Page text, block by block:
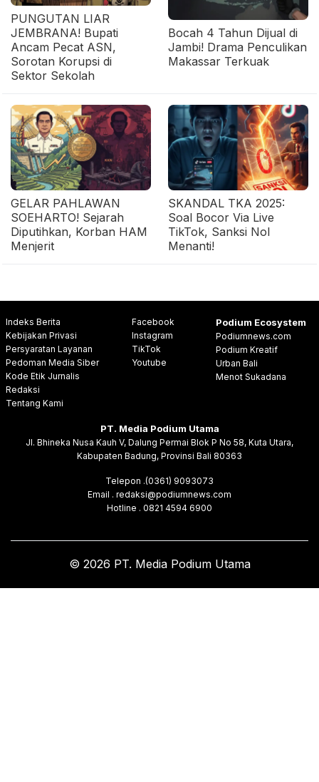
PUNGUTAN LIAR
JEMBRANA! Bupati
Ancam Pecat ASN,
Sorotan Korupsi di
Sektor Sekolah
Bocah 4 Tahun Dijual di
Jambi! Drama Penculikan
Makassar Terkuak
GELAR PAHLAWAN
SOEHARTO! Sejarah
Diputihkan, Korban HAM
Menjerit
SKANDAL TKA 2025:
Soal Bocor Via Live
TikTok, Sanksi Nol
Menanti!
Indeks Berita
Kebijakan Privasi
Persyaratan Layanan
Pedoman Media Siber
Kode Etik Jurnalis
Redaksi
Tentang Kami
Facebook
Instagram
TikTok
Youtube
Podium Ecosystem
Podiumnews.com
Podium Kreatif
Urban Bali
Menot Sukadana
PT. Media Podium Utama
Jl. Bhineka Nusa Kauh V, Dalung Permai Blok P No 58, Kuta Utara,
Kabupaten Badung, Provinsi Bali 80363
Telepon .(0361) 9093073
Email . redaksi@podiumnews.com
Hotline . 0821 4594 6900
© 2026 PT. Media Podium Utama